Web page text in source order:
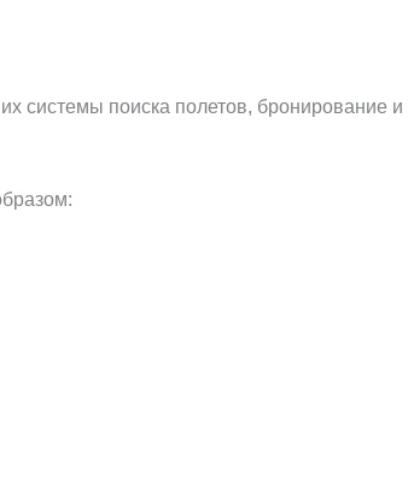
системы поиска полетов, бронирование и